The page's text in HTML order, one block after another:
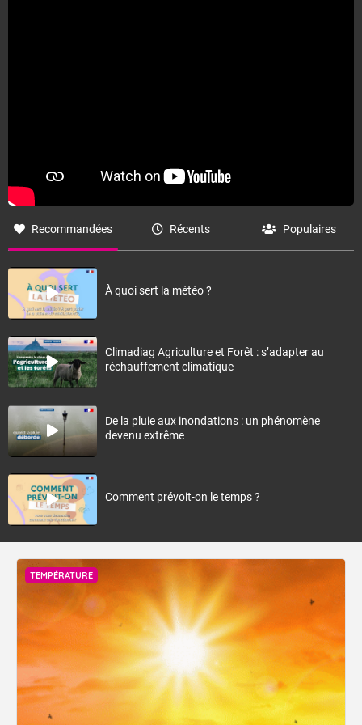
Recommandées Récents Populaires
À quoi sert la météo ?
Climadiag Agriculture et Forêt : s’adapter au
réchauffement climatique
De la pluie aux inondations : un phénomène
devenu extrême
Comment prévoit-on le temps ?
TEMPÉRATURE